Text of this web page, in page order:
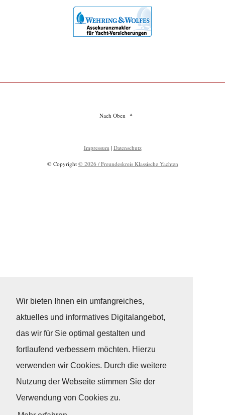
Wir bieten Ihnen ein umfangreiches,
aktuelles und informatives Digitalangebot,
das wir für Sie optimal gestalten und
fortlaufend verbessern möchten. Hierzu
verwenden wir Cookies. Durch die weitere
Nutzung der Webseite stimmen Sie der
Verwendung von Cookies zu.
Nach Oben
Impressum | Datenschutz
© Copyright © 2026 / Freundeskreis Klassische Yachten